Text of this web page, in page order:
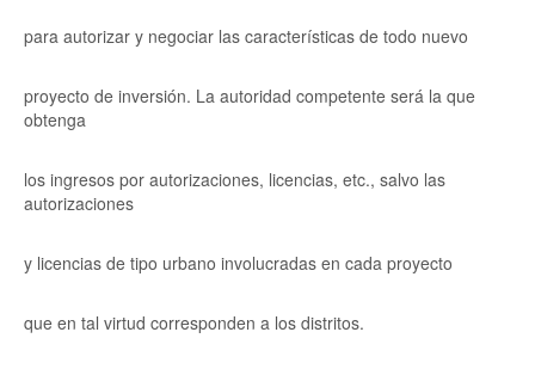
para autorizar y negociar las características de todo nuevo
proyecto de inversión. La autoridad competente será la que
obtenga
los ingresos por autorizaciones, licencias, etc., salvo las
autorizaciones
y licencias de tipo urbano involucradas en cada proyecto
que en tal virtud corresponden a los distritos.